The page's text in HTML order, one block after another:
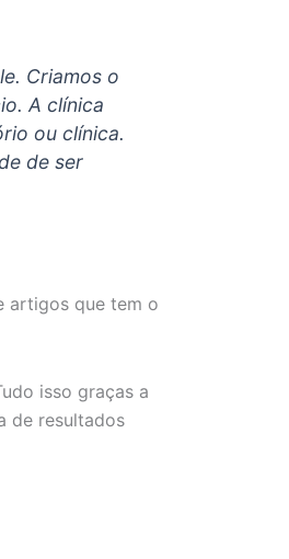
Criamos o
A clínica
ou clínica.
de ser
artigos que tem o
isso graças a
de resultados